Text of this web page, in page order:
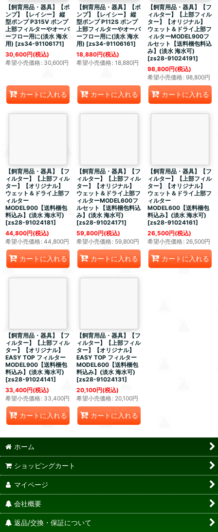
【飼育用品・器具】【ポ
ンプ】【レイシー】 縦
型ポンプ P315V ポンプ
上部フィルターやオーバ
ーフロー用に(淡水 海水
用) [zs34-91106171]
30,600円(税込)
希望小売価格: 30,600円
カートに入れる
【飼育用品・器具】【ポ
ンプ】【レイシー】 縦
型ポンプ P112S ポンプ
上部フィルターやオーバ
ーフロー用に(淡水 海水
用) [zs34-91106161]
18,880円(税込)
希望小売価格: 18,880円
カートに入れる
【飼育用品・器具】【フ
ィルター】【上部フィル
ター】【オリジナル】
ウェット＆ドライ上部フ
ィルターMODEL900フ
ルセット【送料梱包料込
み】(淡水 海水可)
[zs28-91024191]
98,800円(税込)
希望小売価格: 98,800円
カートに入れる
【飼育用品・器具】【フ
ィルター】【上部フィル
ター】【オリジナル】
ウェット＆ドライ上部フ
ィルター
MODEL900【送料梱包
料込み】(淡水 海水可)
[zs28-91024181]
44,800円(税込)
希望小売価格: 44,800円
カートに入れる
【飼育用品・器具】【フ
ィルター】【上部フィル
ター】【オリジナル】
ウェット＆ドライ上部フ
ィルターMODEL600フ
ルセット【送料梱包料込
み】(淡水 海水可)
[zs28-91024171]
59,800円(税込)
希望小売価格: 59,800円
カートに入れる
【飼育用品・器具】【フ
ィルター】【上部フィル
ター】【オリジナル】
ウェット＆ドライ上部フ
ィルター
MODEL600【送料梱包
料込み】(淡水 海水可)
[zs28-91024161]
26,500円(税込)
希望小売価格: 26,500円
カートに入れる
【飼育用品・器具】【フ
ィルター】【上部フィル
ター】【オリジナル】
EASY TOP フィルター
MODEL900【送料梱包
料込み】(淡水 海水可)
[zs28-91024141]
33,400円(税込)
希望小売価格: 33,400円
カートに入れる
【飼育用品・器具】【フ
ィルター】【上部フィル
ター】【オリジナル】
EASY TOP フィルター
MODEL600【送料梱包
料込み】(淡水 海水可)
[zs28-91024131]
20,100円(税込)
希望小売価格: 20,100円
カートに入れる
ホーム
ショッピングカート
マイページ
会社概要
返品/交換・保証について